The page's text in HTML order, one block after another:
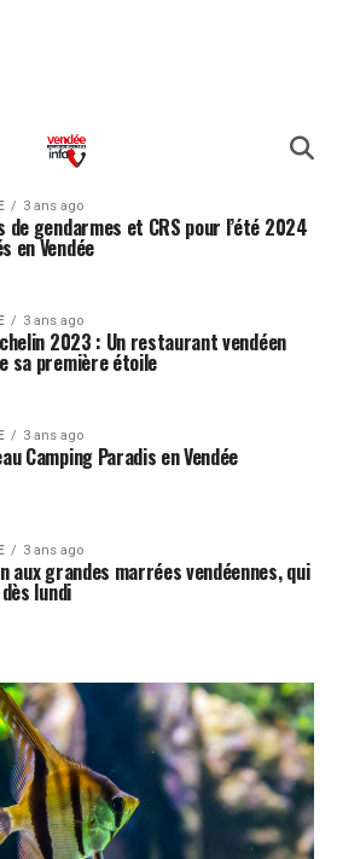
3 ans ago
gendarmes et CRS pour l’été 2024
en Vendée
3 ans ago
2023 : Un restaurant vendéen
sa première étoile
3 ans ago
Camping Paradis en Vendée
3 ans ago
aux grandes marrées vendéennes, qui
lundi